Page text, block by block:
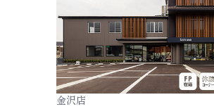
金沢店